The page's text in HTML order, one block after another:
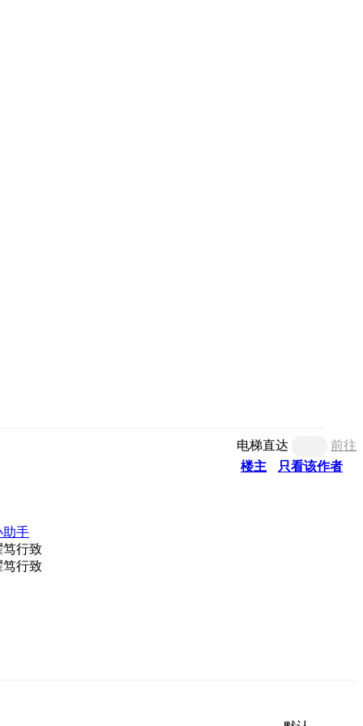
电梯直达
前往
楼主
只看该作者
助手